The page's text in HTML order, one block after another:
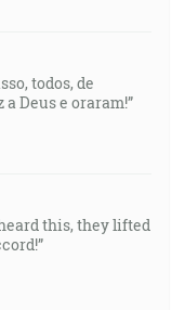
todos, de
Deus e oraram!”
this, they lifted